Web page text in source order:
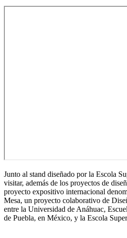
Junto al stand diseñado por la Escola
visitar, además de los proyectos de
proyecto expositivo internacional
Mesa, un proyecto colaborativo de
entre la Universidad de Anáhuac,
de Puebla, en México, y la Escola